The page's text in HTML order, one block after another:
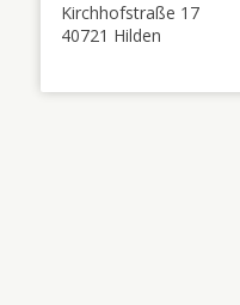
Kirchhofstraße 17
40721 Hilden